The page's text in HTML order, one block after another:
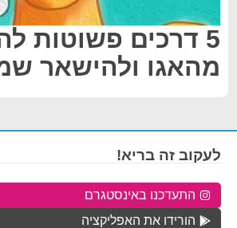
5 דרכים פשוטות
מהאגו ולהישאר
לעקוב זה בריא!
התעדכנו באינסטגרם
הורידו את האפליקציה